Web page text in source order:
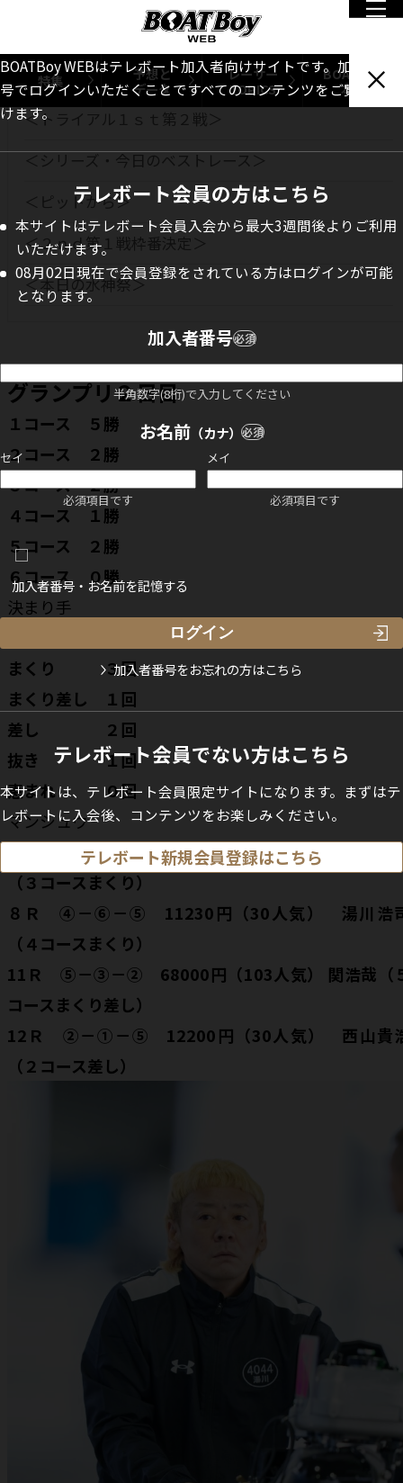
特集
予想と
データ
レーサー
TOPICS
BOATBoy
本誌
BOATBoy WEBはテレボート加入者向けサイトです。加入者番
号でログインいただくことですべてのコンテンツをご覧いただ
けます。
テレボート会員の方はこちら
本サイトはテレボート会員入会から最大3週間後よりご利用
いただけます。
08月02日現在で会員登録をされている方はログインが可能
となります。
加入者番号必須
半角数字(8桁)で入力してください
お名前（カナ） 必須
セイ
必須項目です
メイ
必須項目です
加入者番号・お名前を記憶する
加入者番号をお忘れの方はこちら
テレボート会員でない方はこちら
本サイトは、テレボート会員限定サイトになります。まずはテ
レボートに入会後、コンテンツをお楽しみください。
テレボート新規会員登録はこちら
INDEX
グランプリ２日目
＜トライアル１ｓｔ第２戦＞
＜シリーズ・今日のベストレース＞
＜ピットから＞
＜２ｎｄ第１戦枠番決定＞
＜本日の水神祭＞
グランプリ２日目
１コース ５勝
２コース ２勝
３コース ２勝
４コース １勝
５コース ２勝
６コース ０勝
決まり手
まくり ３回
まくり差し １回
差し ２回
抜き １回
恵まれ ０回
マンシュウ
７Ｒ ③－⑥－⑤ 44140円（93人気） 大池佑
（３コースまくり）
８Ｒ ④－⑥－⑤ 11230円（30人気） 湯川浩
（４コースまくり）
11Ｒ ⑤－③－② 68000円（103人気） 関浩哉（
コースまくり差し）
12Ｒ ②－①－⑤ 12200円（30人気） 西山貴
（２コース差し）